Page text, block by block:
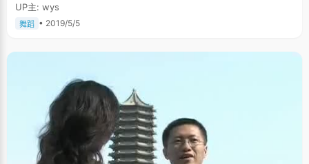
UP主: wys
舞蹈 • 2019/5/5